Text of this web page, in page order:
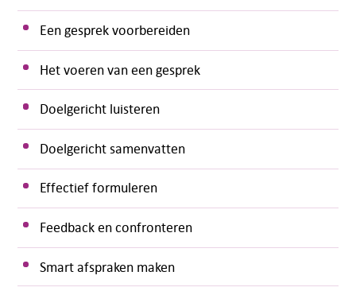
Een gesprek voorbereiden
Het voeren van een gesprek
Doelgericht luisteren
Doelgericht samenvatten
Effectief formuleren
Feedback en confronteren
Smart afspraken maken